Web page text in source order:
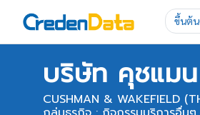
ขึ้นต้น
บริษัท คุชแม
CUSHMAN & WAKEFIELD